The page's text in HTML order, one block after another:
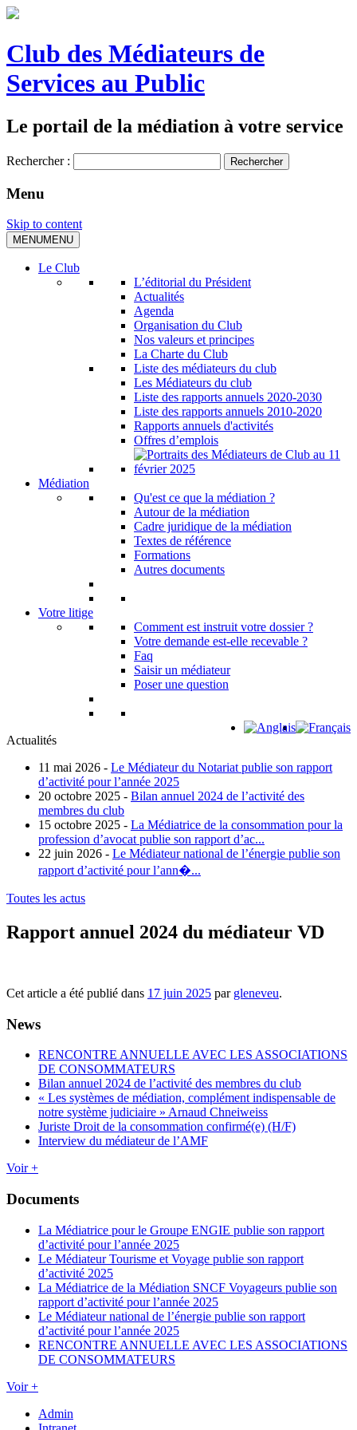
Club des Médiateurs de
Services au Public
Le portail de la médiation à votre service
Rechercher :
Menu
Skip to content
MENUMENU
Le Club
L’éditorial du Président
Actualités
Agenda
Organisation du Club
Nos valeurs et principes
La Charte du Club
Liste des médiateurs du club
Les Médiateurs du club
Liste des rapports annuels 2020-2030
Liste des rapports annuels 2010-2020
Rapports annuels d'activités
Offres d’emplois
Médiation
Qu'est ce que la médiation ?
Autour de la médiation
Cadre juridique de la médiation
Textes de référence
Formations
Autres documents
Votre litige
Comment est instruit votre dossier ?
Votre demande est-elle recevable ?
Faq
Saisir un médiateur
Poser une question
Actualités
11 mai 2026 - Le Médiateur du Notariat publie son rapport
d’activité pour l’année 2025
20 octobre 2025 - Bilan annuel 2024 de l’activité des
membres du club
15 octobre 2025 - La Médiatrice de la consommation pour la
profession d’avocat publie son rapport d’ac...
22 juin 2026 - Le Médiateur national de l’énergie publie son
rapport d’activité pour l’ann�...
Toutes les actus
Rapport annuel 2024 du médiateur VD
Cet article a été publié dans 17 juin 2025 par gleneveu.
News
RENCONTRE ANNUELLE AVEC LES ASSOCIATIONS
DE CONSOMMATEURS
Bilan annuel 2024 de l’activité des membres du club
« Les systèmes de médiation, complément indispensable de
notre système judiciaire » Arnaud Chneiweiss
Juriste Droit de la consommation confirmé(e) (H/F)
Interview du médiateur de l’AMF
Voir +
Documents
La Médiatrice pour le Groupe ENGIE publie son rapport
d’activité pour l’année 2025
Le Médiateur Tourisme et Voyage publie son rapport
d’activité 2025
La Médiatrice de la Médiation SNCF Voyageurs publie son
rapport d’activité pour l’année 2025
Le Médiateur national de l’énergie publie son rapport
d’activité pour l’année 2025
RENCONTRE ANNUELLE AVEC LES ASSOCIATIONS
DE CONSOMMATEURS
Voir +
Admin